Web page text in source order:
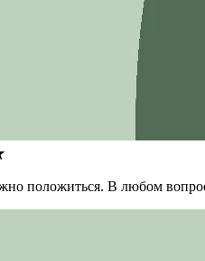
положиться. В любом